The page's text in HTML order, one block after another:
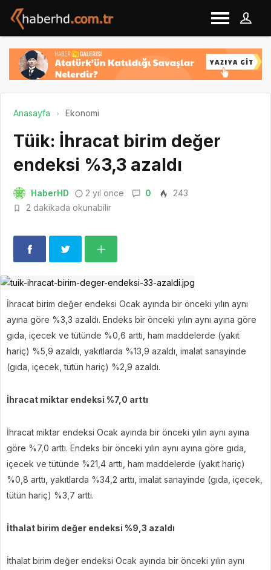
Anasayfa Ekonomi
Tüik: İhracat birim değer
endeksi %3,3 azaldı
HaberHD 2 yıl önce 0
243
2 dakikada okunabilir
İhracat birim değer endeksi Ocak ayında bir önceki yılın aynı
ayına göre %3,3 azaldı. Endeks bir önceki yılın aynı ayına göre
gıda, içecek ve tütünde %0,6 arttı, ham maddelerde (yakıt
hariç) %5,9 azaldı, yakıtlarda %13,9 azaldı, imalat sanayinde
(gıda, içecek, tütün hariç) %2,9 azaldı.
İhracat miktar endeksi %7,0 arttı
İhracat miktar endeksi Ocak ayında bir önceki yılın aynı ayına
göre %7,0 arttı. Endeks bir önceki yılın aynı ayına göre gıda,
içecek ve tütünde %21,4 arttı, ham maddelerde (yakıt hariç)
%0,8 arttı, yakıtlarda %34,2 arttı, imalat sanayinde (gıda, içecek,
tütün hariç) %3,7 arttı.
İthalat birim değer endeksi %9,3 azaldı
İthalat birim değer endeksi Ocak ayında bir önceki yılın aynı